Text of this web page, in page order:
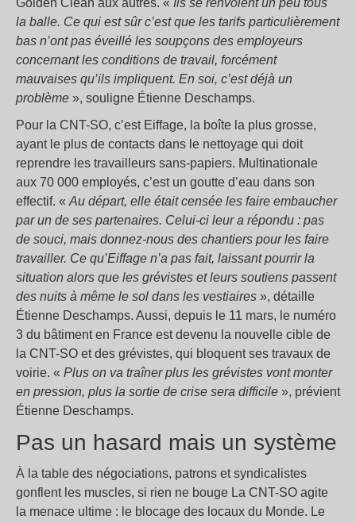
Golden Clean aux autres. « Ils se renvoient un peu tous
la balle. Ce qui est sûr c’est que les tarifs particulièrement
bas n’ont pas éveillé les soupçons des employeurs
concernant les conditions de travail, forcément
mauvaises qu’ils impliquent. En soi, c’est déjà un
problème », souligne Étienne Deschamps.
Pour la CNT-SO, c’est Eiffage, la boîte la plus grosse,
ayant le plus de contacts dans le nettoyage qui doit
reprendre les travailleurs sans-papiers. Multinationale
aux 70 000 employés, c’est un goutte d’eau dans son
effectif. « Au départ, elle était censée les faire embaucher
par un de ses partenaires. Celui-ci leur a répondu : pas
de souci, mais donnez-nous des chantiers pour les faire
travailler. Ce qu’Eiffage n’a pas fait, laissant pourrir la
situation alors que les grévistes et leurs soutiens passent
des nuits à même le sol dans les vestiaires », détaille
Étienne Deschamps. Aussi, depuis le 11 mars, le numéro
3 du bâtiment en France est devenu la nouvelle cible de
la CNT-SO et des grévistes, qui bloquent ses travaux de
voirie. « Plus on va traîner plus les grévistes vont monter
en pression, plus la sortie de crise sera difficile », prévient
Étienne Deschamps.
Pas un hasard mais un système
À la table des négociations, patrons et syndicalistes
gonflent les muscles, si rien ne bouge La CNT-SO agite
la menace ultime : le blocage des locaux du Monde. Le